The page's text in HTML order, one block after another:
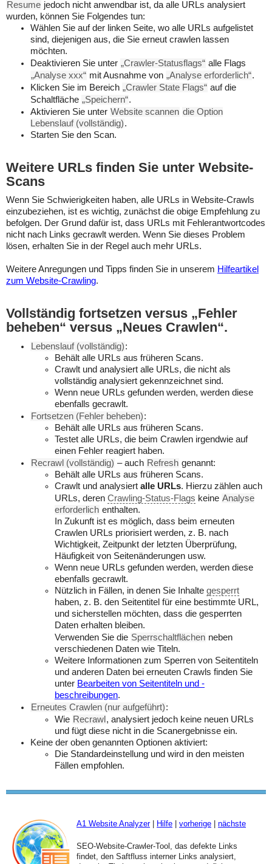
Resume jedoch nicht anwendbar ist, da alle URLs analysiert
wurden, können Sie Folgendes tun:
Wählen Sie auf der linken Seite, wo alle URLs aufgelistet
sind, diejenigen aus, die Sie erneut crawlen lassen
möchten.
Deaktivieren Sie unter „Crawler-Statusflags“ alle Flags
„Analyse xxx“ mit Ausnahme von „Analyse erforderlich“.
Klicken Sie im Bereich „Crawler State Flags“ auf die
Schaltfläche „Speichern“.
Aktivieren Sie unter Website scannen die Option
Lebenslauf (vollständig).
Starten Sie den Scan.
Weitere URLs finden Sie unter Website-
Scans
Wenn Sie Schwierigkeiten haben, alle URLs in Website-Crawls
einzubeziehen, ist es wichtig, zunächst die obige Empfehlung zu
befolgen. Der Grund dafür ist, dass URLs mit Fehlerantwortcodes
nicht nach Links gecrawlt werden. Wenn Sie dieses Problem
lösen, erhalten Sie in der Regel auch mehr URLs.
Weitere Anregungen und Tipps finden Sie in unserem Hilfeartikel
zum Website-Crawling.
Vollständig fortsetzen versus „Fehler
beheben“ versus „Neues Crawlen“.
Lebenslauf (vollständig):
Behält alle URLs aus früheren Scans.
Crawlt und analysiert alle URLs, die nicht als
vollständig analysiert gekennzeichnet sind.
Wenn neue URLs gefunden werden, werden diese
ebenfalls gecrawlt.
Fortsetzen (Fehler beheben):
Behält alle URLs aus früheren Scans.
Testet alle URLs, die beim Crawlen irgendwie auf
einen Fehler reagiert haben.
Recrawl (vollständig) – auch Refresh genannt:
Behält alle URLs aus früheren Scans.
Crawlt und analysiert alle URLs. Hierzu zählen auch
URLs, deren Crawling-Status-Flags keine Analyse
erforderlich enthalten.
In Zukunft ist es möglich, dass beim erneuten
Crawlen URLs priorisiert werden, z. B. nach
Wichtigkeit, Zeitpunkt der letzten Überprüfung,
Häufigkeit von Seitenänderungen usw.
Wenn neue URLs gefunden werden, werden diese
ebenfalls gecrawlt.
Nützlich in Fällen, in denen Sie Inhalte gesperrt
haben, z. B. den Seitentitel für eine bestimmte URL,
und sicherstellen möchten, dass die gesperrten
Daten erhalten bleiben.
Verwenden Sie die Sperrschaltflächen neben
verschiedenen Daten wie Titeln.
Weitere Informationen zum Sperren von Seitentiteln
und anderen Daten bei erneuten Crawls finden Sie
unter Bearbeiten von Seitentiteln und -
beschreibungen.
Erneutes Crawlen (nur aufgeführt):
Wie Recrawl , analysiert jedoch keine neuen URLs
und fügt diese nicht in die Scanergebnisse ein.
Keine der oben genannten Optionen aktiviert:
Die Standardeinstellung und wird in den meisten
Fällen empfohlen.
A1 Website Analyzer| Hilfe vorherige nächste
SEO-Website-Crawler-Tool, das defekte Links
findet, den Saftfluss interner Links analysiert,